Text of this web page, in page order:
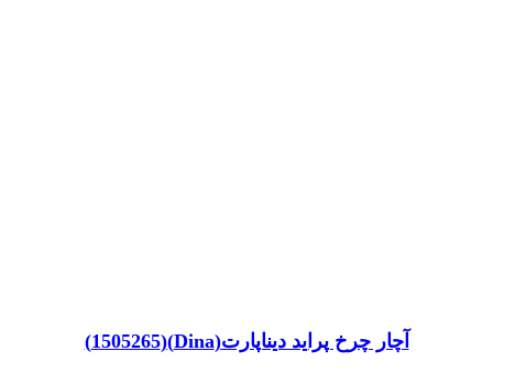
آچار چرخ پراید دیناپارت(Dina)(1505265)